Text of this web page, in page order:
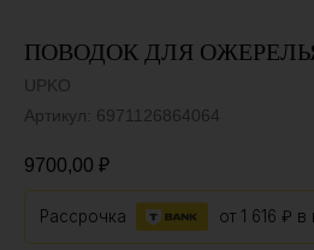
ПОВОДОК ДЛЯ
UPKO
Артикул: 6971126864064
9700,00 ₽
Рассрочка от 1 616 ₽ в